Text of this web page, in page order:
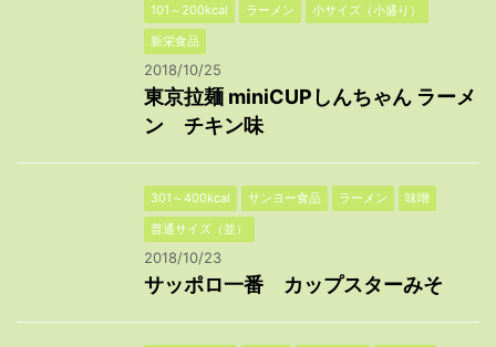
101～200kcal ラーメン
小サイズ（小盛り）
新栄食品
2018/10/25
東京拉麺 miniCUPしんちゃん ラーメ
ン チキン味
301～400kcal サンヨー食品 ラーメン
味噌
普通サイズ（並）
2018/10/23
サッポロ一番 カップスターみそ